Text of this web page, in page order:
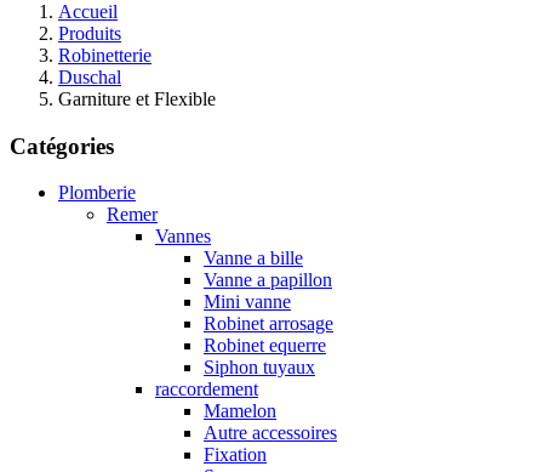
Accueil
Produits
Robinetterie
Duschal
Garniture et Flexible
Catégories
Plomberie
Remer
Vannes
Vanne a bille
Vanne a papillon
Mini vanne
Robinet arrosage
Robinet equerre
Siphon tuyaux
raccordement
Mamelon
Autre accessoires
Fixation